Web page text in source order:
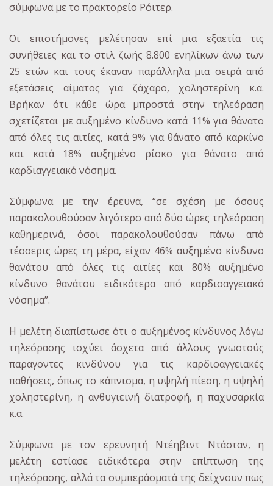
σύμφωνα με το πρακτορείο Ρόιτερ.
Οι επιστήμονες μελέτησαν επί μια εξαετία τις
συνήθειες και το στιλ ζωής 8.800 ενηλίκων άνω των
25 ετών και τους έκαναν παράλληλα μια σειρά από
εξετάσεις αίματος για ζάχαρο, χοληστερίνη κ.α.
Βρήκαν ότι κάθε ώρα μπροστά στην τηλεόραση
σχετίζεται με αυξημένο κίνδυνο κατά 11% για θάνατο
από όλες τις αιτίες, κατά 9% για θάνατο από καρκίνο
και κατά 18% αυξημένο ρίσκο για θάνατο από
καρδιαγγειακό νόσημα.
Σύμφωνα με την έρευνα, “σε σχέση με όσους
παρακολουθούσαν λιγότερο από δύο ώρες τηλεόραση
καθημερινά, όσοι παρακολουθούσαν πάνω από
τέσσερις ώρες τη μέρα, είχαν 46% αυξημένο κίνδυνο
θανάτου από όλες τις αιτίες και 80% αυξημένο
κίνδυνο θανάτου ειδικότερα από καρδιοαγγειακό
νόσημα”.
Η μελέτη διαπίστωσε ότι ο αυξημένος κίνδυνος λόγω
τηλεόρασης ισχύει άσχετα από άλλους γνωστούς
παραγοντες κινδύνου για τις καρδιοαγγειακές
παθήσεις, όπως το κάπνισμα, η υψηλή πίεση, η υψηλή
χοληστερίνη, η ανθυγιεινή διατροφή, η παχυσαρκία
κ.α.
Σύμφωνα με τον ερευνητή Ντέηβιντ Ντάσταν, η
μελέτη εστίασε ειδικότερα στην επίπτωση της
τηλεόρασης, αλλά τα συμπεράσματά της δείχνουν πως